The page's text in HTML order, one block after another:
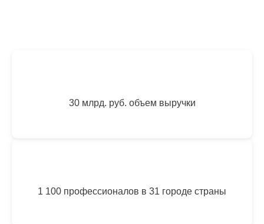
30 млрд. руб. объем выручки
1 100 профессионалов в 31 городе страны